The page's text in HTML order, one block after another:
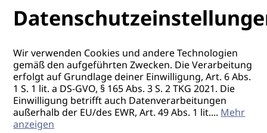
Wir verwenden Cookies und andere Technologien
gemäß den aufgeführten Zwecken. Die Verarbeitung
erfolgt auf Grundlage deiner Einwilligung, Art. 6 Abs.
1 S. 1 lit. a DS-GVO, § 165 Abs. 3 S. 2 TKG 2021. Die
Einwilligung betrifft auch Datenverarbeitungen
außerhalb der EU/des EWR, Art. 49 Abs. 1 lit....Mehr
anzeigen